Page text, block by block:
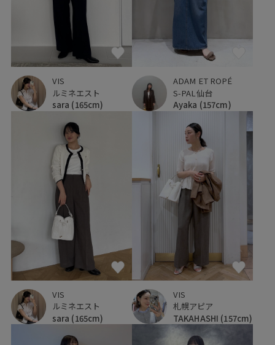
VIS
ルミネエスト
sara (165cm)
ADAM ET ROPÉ
S-PAL仙台
Ayaka (157cm)
VIS
ルミネエスト
sara (165cm)
VIS
札幌アピア
TAKAHASHI (157cm)